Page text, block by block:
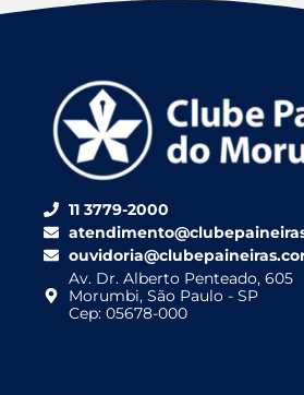
11 3779-2000
Av. Dr. Alberto Penteado, 605
Morumbi, São Paulo - SP
Cep: 05678-000